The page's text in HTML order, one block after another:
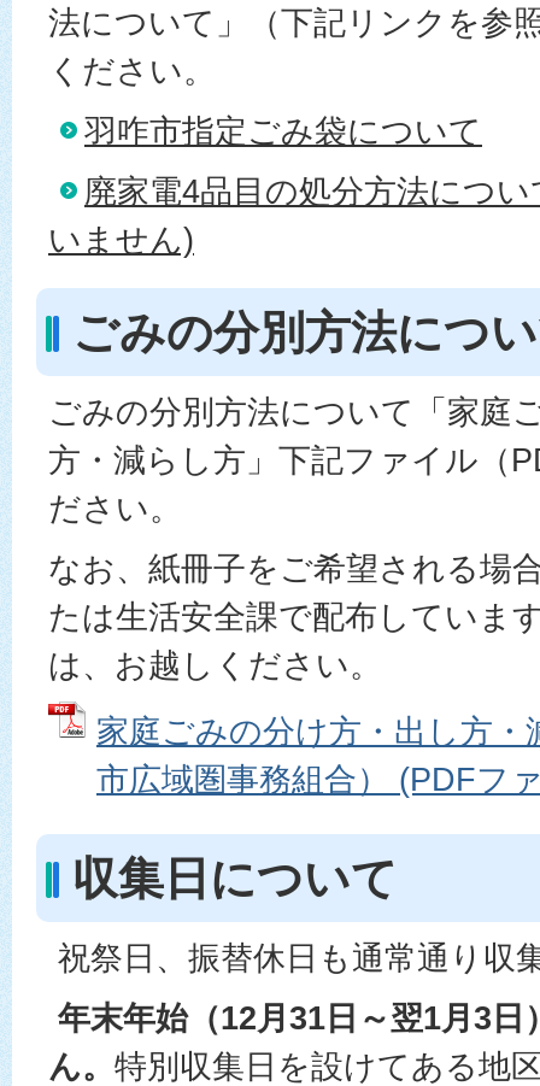
法について」（下記リンクを参
ください。
羽咋市指定ごみ袋について
廃家電4品目の処分方法につ
いません)
ごみの分別方法につ
ごみの分別方法について「家庭
方・減らし方」下記ファイル（
ださい。
なお、紙冊子をご希望される場
たは生活安全課で配布していま
は、お越しください。
家庭ごみの分け方・出し方・
市広域圏事務組合） (PDFフ
収集日について
祝祭日、振替休日も通常通り収
年末年始（12月31日～翌1月3日
ん。 特別収集日を設けてある地